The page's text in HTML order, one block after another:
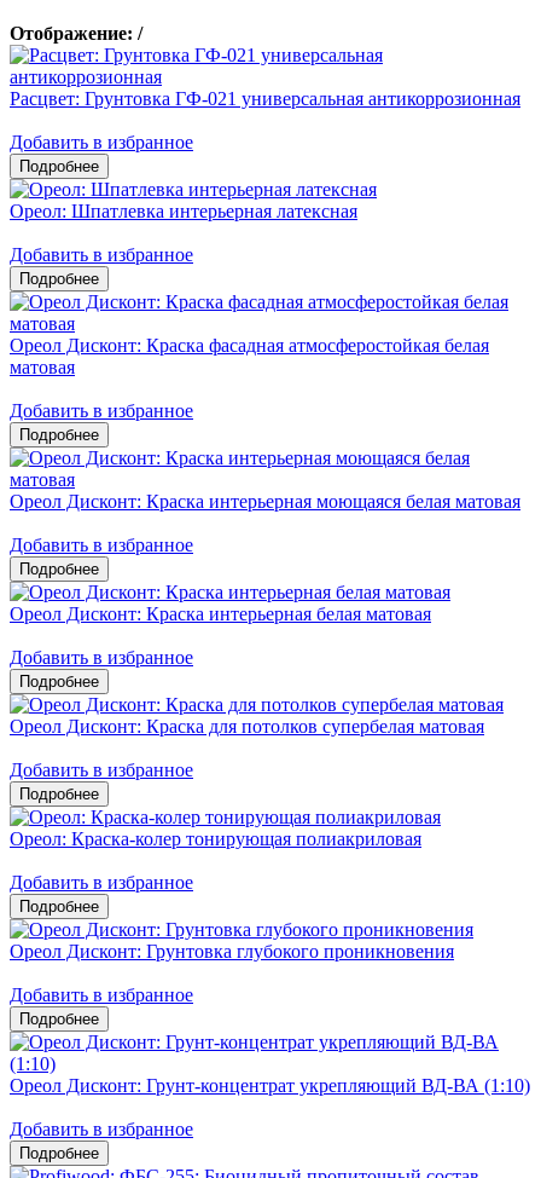
Отображение: /
Расцвет: Грунтовка ГФ-021 универсальная антикоррозионная
Добавить в избранное
Ореол: Шпатлевка интерьерная латексная
Добавить в избранное
Ореол Дисконт: Краска фасадная атмосферостойкая белая
матовая
Добавить в избранное
Ореол Дисконт: Краска интерьерная моющаяся белая матовая
Добавить в избранное
Ореол Дисконт: Краска интерьерная белая матовая
Добавить в избранное
Ореол Дисконт: Краска для потолков супербелая матовая
Добавить в избранное
Ореол: Краска-колер тонирующая полиакриловая
Добавить в избранное
Ореол Дисконт: Грунтовка глубокого проникновения
Добавить в избранное
Ореол Дисконт: Грунт-концентрат укрепляющий ВД-ВА (1:10)
Добавить в избранное